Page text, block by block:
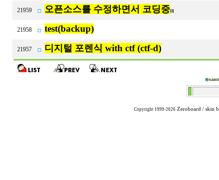
21959 오픈소스를 수정하면서 코딩중[1]
21958 test(backup)
21957 디지털 포렌식 with ctf (ctf-d)
Copyright 1999-2026 Zeroboard / skin